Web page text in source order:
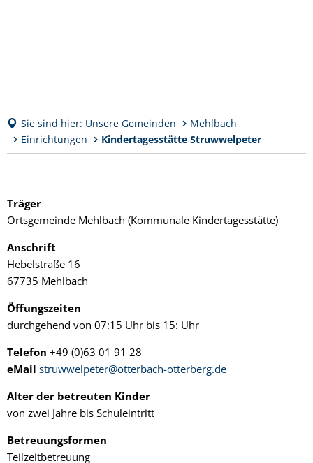
Sie sind hier: Unsere Gemeinden
Mehlbach
Einrichtungen
Kindertagesstätte Struwwelpeter
Struwwelpeter
Träger
Ortsgemeinde Mehlbach (Kommunale Kindertagesstätte)
Anschrift
Hebelstraße 16
67735 Mehlbach
Öffungszeiten
durchgehend von 07:15 Uhr bis 15: Uhr
Telefon +49 (0)63 01 91 28
eMail struwwelpeter@otterbach-otterberg.de
Alter der betreuten Kinder
von zwei Jahre bis Schuleintritt
Betreuungsformen
Teilzeitbetreuung